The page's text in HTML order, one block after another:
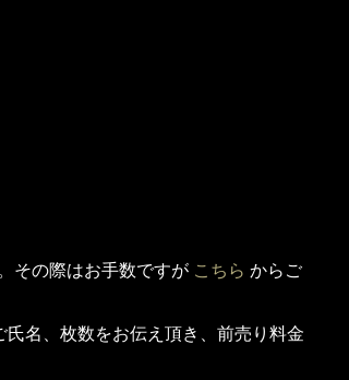
その際はお手数ですが こちら からご
名、枚数をお伝え頂き、前売り料金